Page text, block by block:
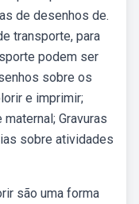
de desenhos de.
transporte, para
podem ser
sobre os
e imprimir;
Gravuras
sobre atividades
são uma forma